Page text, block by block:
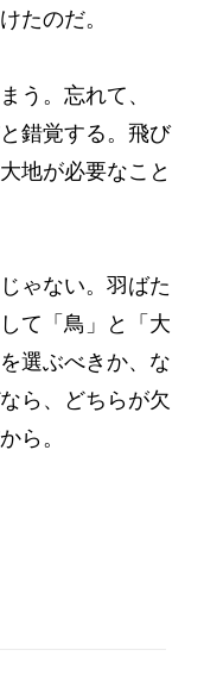
たのだ。
う。忘れて、
錯覚する。飛び
地が必要なこと
ゃない。羽ばた
て「鳥」と「大
選ぶべきか、な
ら、どちらが欠
ら。